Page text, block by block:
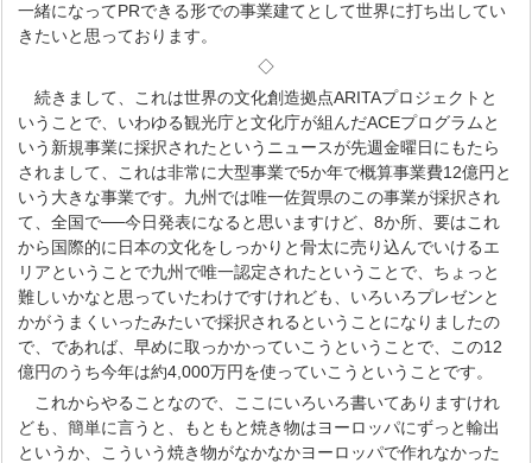
一緒になってPRできる形での事業建てとして世界に打ち出してい
きたいと思っております。
◇
続きまして、これは世界の文化創造拠点ARITAプロジェクトと
いうことで、いわゆる観光庁と文化庁が組んだACEプログラムと
いう新規事業に採択されたというニュースが先週金曜日にもたら
されまして、これは非常に大型事業で5か年で概算事業費12億円と
いう大きな事業です。九州では唯一佐賀県のこの事業が採択され
て、全国で──今日発表になると思いますけど、8か所、要はこれ
から国際的に日本の文化をしっかりと骨太に売り込んでいけるエ
リアということで九州で唯一認定されたということで、ちょっと
難しいかなと思っていたわけですけれども、いろいろプレゼンと
かがうまくいったみたいで採択されるということになりましたの
で、であれば、早めに取っかかっていこうということで、この12
億円のうち今年は約4,000万円を使っていこうということです。
これからやることなので、ここにいろいろ書いてありますけれ
ども、簡単に言うと、もともと焼き物はヨーロッパにずっと輸出
というか、こういう焼き物がなかなかヨーロッパで作れなかった